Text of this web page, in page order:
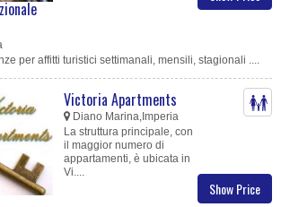
per affitti turistici settimanali, mensili, stagionali ....
Show Price
Victoria Apartments
Diano Marina,Imperia
La struttura principale, con
il maggior numero di
appartamenti, è ubicata in
Vi....